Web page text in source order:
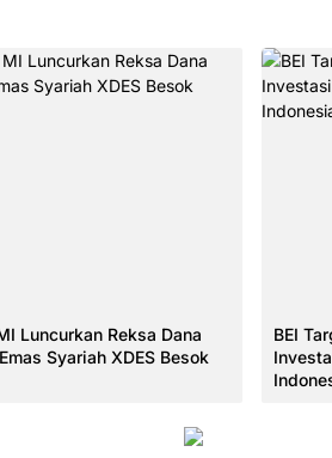
Luncurkan Reksa Dana
Syariah XDES Besok
BEI